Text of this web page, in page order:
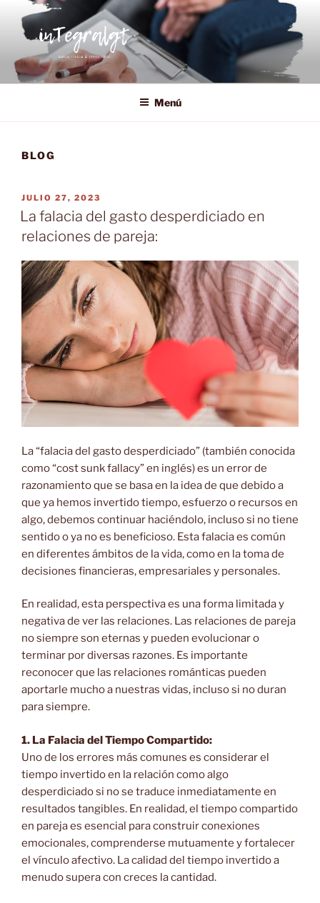
contenido
INTEGRALGT
Salud física y emocional, desarrollo personal y bienestar
Menú
BLOG
PUBLICADO
EL
JULIO 27, 2023
La falacia del gasto desperdiciado en
relaciones de pareja:
La “falacia del gasto desperdiciado” (también conocida
como “cost sunk fallacy” en inglés) es un error de
razonamiento que se basa en la idea de que debido a
que ya hemos invertido tiempo, esfuerzo o recursos en
algo, debemos continuar haciéndolo, incluso si no tiene
sentido o ya no es beneficioso. Esta falacia es común
en diferentes ámbitos de la vida, como en la toma de
decisiones financieras, empresariales y personales.
En realidad, esta perspectiva es una forma limitada y
negativa de ver las relaciones. Las relaciones de pareja
no siempre son eternas y pueden evolucionar o
terminar por diversas razones. Es importante
reconocer que las relaciones románticas pueden
aportarle mucho a nuestras vidas, incluso si no duran
para siempre.
1. La Falacia del Tiempo Compartido:
Uno de los errores más comunes es considerar el
tiempo invertido en la relación como algo
desperdiciado si no se traduce inmediatamente en
resultados tangibles. En realidad, el tiempo compartido
en pareja es esencial para construir conexiones
emocionales, comprenderse mutuamente y fortalecer
el vínculo afectivo. La calidad del tiempo invertido a
menudo supera con creces la cantidad.